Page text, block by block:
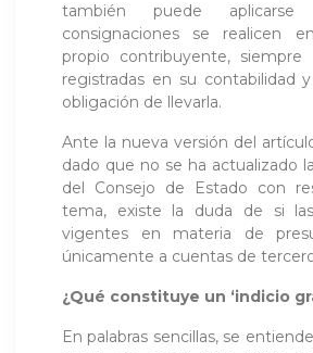
también puede
consignaciones se realicen
propio contribuyente,
registradas en su contabilidad
obligación de llevarla.
Ante la nueva versión del
dado que no se ha actualizado
del Consejo de Estado con
tema, existe la duda de si las
vigentes en materia de
únicamente a cuentas de
¿Qué constituye un ‘indicio
En palabras sencillas, se